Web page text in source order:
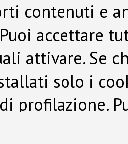
contenuti e
accettare
attivare. Se
solo i
profilazione.